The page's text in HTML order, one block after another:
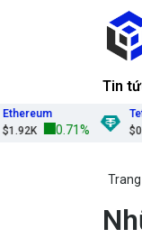
Tin
0.71%
Tether
$0.9993